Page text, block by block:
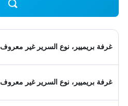
غرفة بريميير، نوع السرير غير معروف
غرفة بريميير، نوع السرير غير معروف